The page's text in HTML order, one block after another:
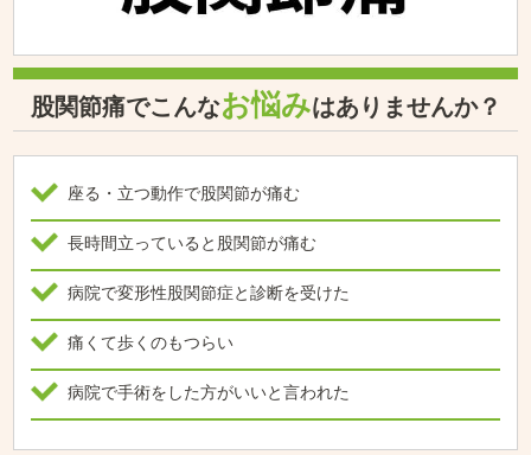
股関節痛でこんなお悩みはありませんか？
座る・立つ動作で股関節が痛む
長時間立っていると股関節が痛む
病院で変形性股関節症と診断を受けた
痛くて歩くのもつらい
病院で手術をした方がいいと言われた